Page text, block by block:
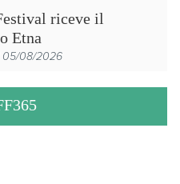
riceve il
Etna
05/08/2026